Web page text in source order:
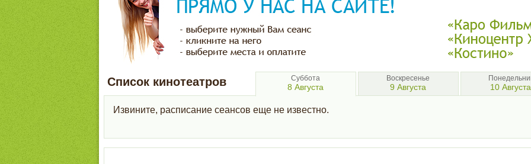
10 Августа
Воскресенье
9 Августа
Суббота
8 Августа
Список кинотеатров
Извините, расписание сеансов еще не известно.